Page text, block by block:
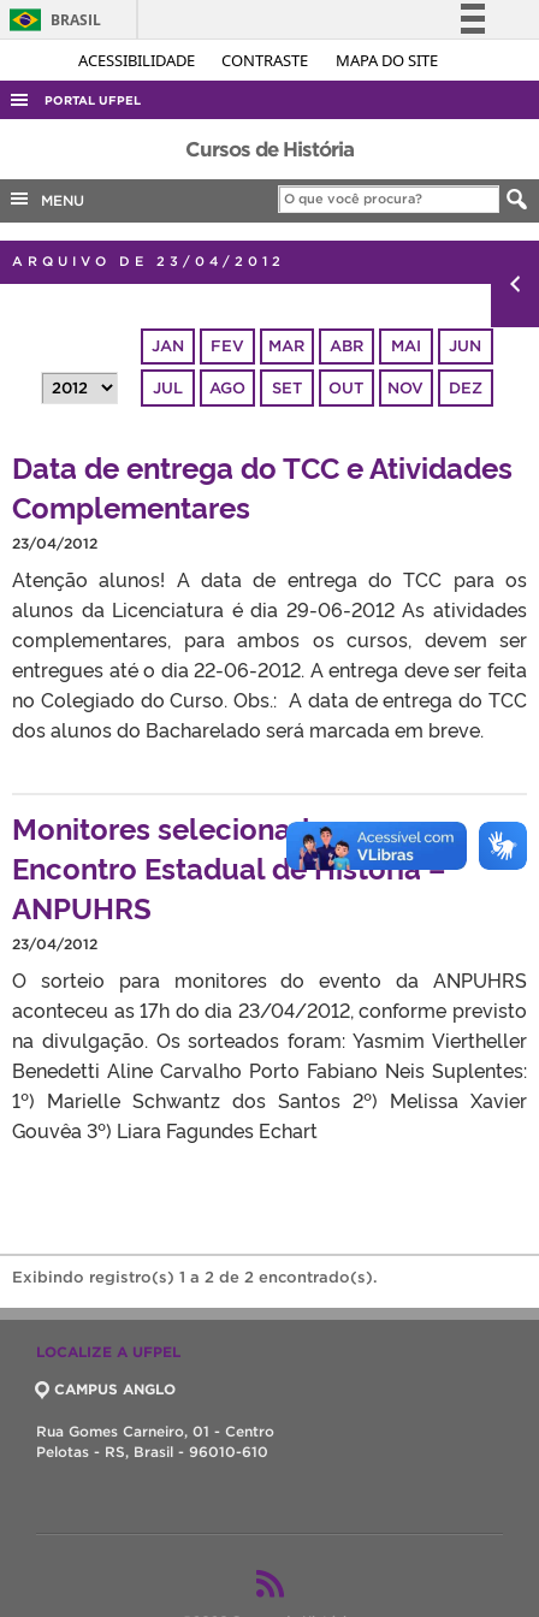
ACESSIBILIDADE CONTRASTE MAPA DO SITE
BRASIL
Simplifique!
Legislação
Canais
PORTAL UFPEL
ACESSO À INFORMAÇÃO
AUDITORIA
COBALTO
CONCURSOS
OUVIDORIA
TELEFONES
Cursos de História
MENU
ARQUIVO DE 23/04/2012
JAN FEV MAR ABR MAI JUN
JUL AGO SET OUT NOV DEZ
Data de entrega do TCC e Atividades
Complementares
23/04/2012
Atenção alunos! A data de entrega do TCC para os
alunos da Licenciatura é dia 29-06-2012 As atividades
complementares, para ambos os cursos, devem ser
entregues até o dia 22-06-2012. A entrega deve ser feita
no Colegiado do Curso. Obs.: A data de entrega do TCC
dos alunos do Bacharelado será marcada em breve.
Monitores selecionados para
Encontro Estadual de História –
ANPUHRS
23/04/2012
O sorteio para monitores do evento da ANPUHRS
aconteceu as 17h do dia 23/04/2012, conforme previsto
na divulgação. Os sorteados foram: Yasmim Viertheller
Benedetti Aline Carvalho Porto Fabiano Neis Suplentes:
1º) Marielle Schwantz dos Santos 2º) Melissa Xavier
Gouvêa 3º) Liara Fagundes Echart
Exibindo registro(s) 1 a 2 de 2 encontrado(s).
LOCALIZE A UFPEL
CAMPUS ANGLO
Rua Gomes Carneiro, 01 - Centro
Pelotas - RS, Brasil - 96010-610